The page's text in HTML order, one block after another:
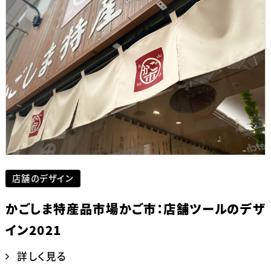
店舗のデザイン
かごしま特産品市場かご市：店舗ツールのデザ
イン2021
詳しく見る